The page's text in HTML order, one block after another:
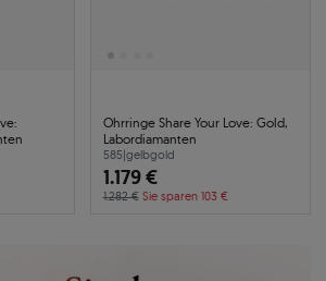
Ohrringe Share Your Love: Gold,
Labordiamanten
585|gelbgold
1.179 €
1.282 € Sie sparen 103 €